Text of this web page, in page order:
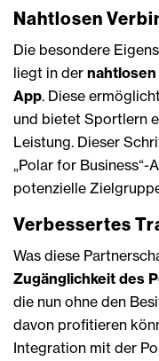
Nahtlosen
Die besondere
liegt in der
App. Diese
und bietet Sportlern
Leistung. Dieser
„Polar for
potenzielle
Verbessertes
Was diese
Zugänglichkeit des
die nun ohne den
davon profitieren
Integration mit der